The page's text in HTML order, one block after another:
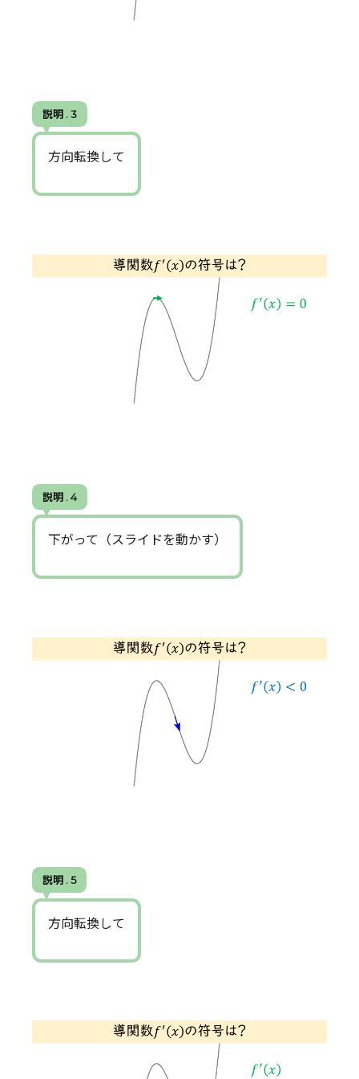
説明 . 3
方向転換して
説明 . 4
下がって（スライドを動かす）
説明 . 5
方向転換して